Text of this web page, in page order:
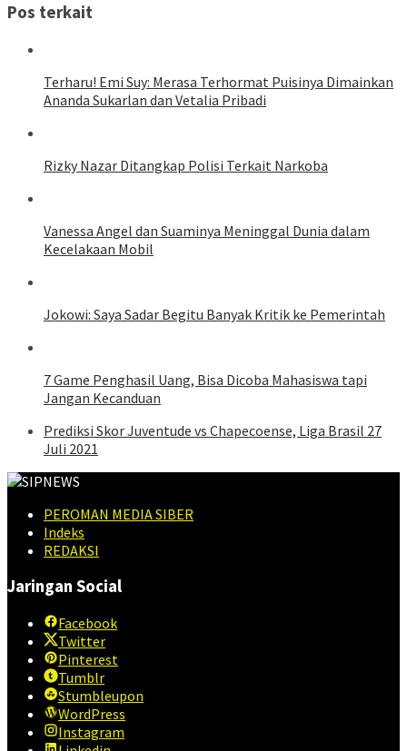
Pos terkait
Terharu! Emi Suy: Merasa Terhormat Puisinya Dimainkan
Ananda Sukarlan dan Vetalia Pribadi
Rizky Nazar Ditangkap Polisi Terkait Narkoba
Vanessa Angel dan Suaminya Meninggal Dunia dalam
Kecelakaan Mobil
Jokowi: Saya Sadar Begitu Banyak Kritik ke Pemerintah
7 Game Penghasil Uang, Bisa Dicoba Mahasiswa tapi
Jangan Kecanduan
Prediksi Skor Juventude vs Chapecoense, Liga Brasil 27
Juli 2021
PEROMAN MEDIA SIBER
Indeks
REDAKSI
Jaringan Social
Facebook
Twitter
Pinterest
Tumblr
Stumbleupon
WordPress
Instagram